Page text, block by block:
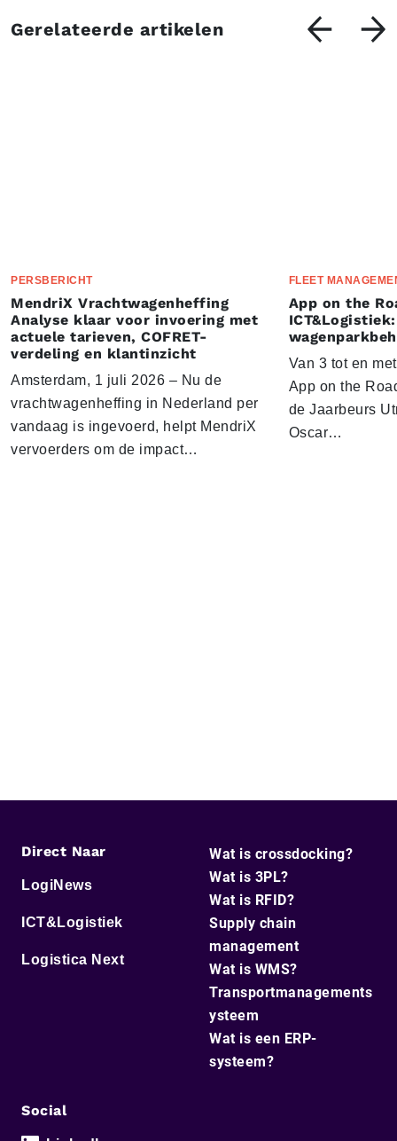
Gerelateerde artikelen
PERSBERICHT
MendriX Vrachtwagenheffing
Analyse klaar voor invoering met
actuele tarieven, COFRET-
verdeling en klantinzicht
Amsterdam, 1 juli 2026 – Nu de
vrachtwagenheffing in Nederland per
vandaag is ingevoerd, helpt MendriX
vervoerders om de impact…
FLEET
App on the
Van 3 tot en
App on the
de Jaarbeurs
Oscar…
Direct Naar
LogiNews
ICT&Logistiek
Logistica Next
Wat is crossdocking?
Wat is 3PL?
Wat is RFID?
Supply chain
management
Wat is WMS?
Transportmanagements
ysteem
Wat is een ERP-
systeem?
Social